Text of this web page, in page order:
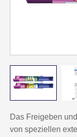
Das Freigeben
von speziellen